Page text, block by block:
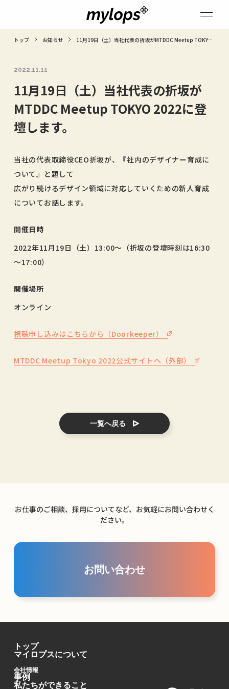
トップ お知らせ
11月19日（土）当社代表の折坂がMTDDC Meetup TOKYO
2022.11.11
11月19日（土）当社代表の折坂が
MTDDC Meetup TOKYO 2022に登
壇します。
当社の代表取締役CEO折坂が、『社内のデザイナー育成に
ついて』と題して
広がり続けるデザイン領域に対応していくための新人育成
についてお話します。
開催日時
2022年11月19日（土）13:00～（折坂の登壇時刻は16:30
～17:00）
開催場所
オンライン
視聴申し込みはこちらから（Doorkeeper）
MTDDC Meetup Tokyo 2022公式サイトへ（外部）
一覧へ戻る
お仕事のご相談、採用についてなど、お気軽にお問い合わせく
ださい。
お問い合わせ
トップ
マイロプスについて
会社情報
事例
私たちができること